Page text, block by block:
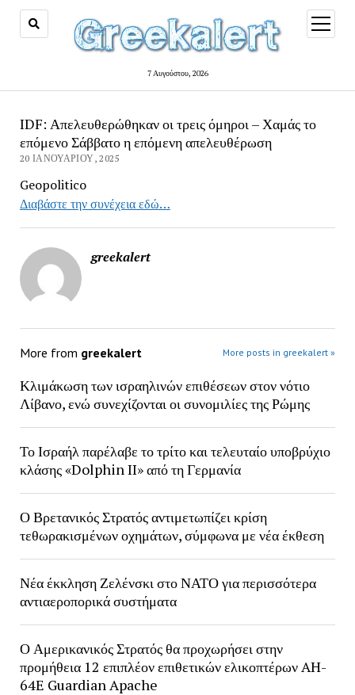
7 Αυγούστου, 2026
open
menu
IDF: Απελευθερώθηκαν οι τρεις όμηροι – Χαμάς το
επόμενο Σάββατο η επόμενη απελευθέρωση
20 ΙΑΝΟΥΑΡΊΟΥ, 2025
Geopolitico
Διαβάστε την συνέχεια εδώ…
greekalert
More from greekalert More posts in greekalert »
Κλιμάκωση των ισραηλινών επιθέσεων στον νότιο
Λίβανο, ενώ συνεχίζονται οι συνομιλίες της Ρώμης
Το Ισραήλ παρέλαβε το τρίτο και τελευταίο υποβρύχιο
κλάσης «Dolphin II» από τη Γερμανία
Ο Βρετανικός Στρατός αντιμετωπίζει κρίση
τεθωρακισμένων οχημάτων, σύμφωνα με νέα έκθεση
Νέα έκκληση Ζελένσκι στο ΝΑΤΟ για περισσότερα
αντιαεροπορικά συστήματα
Ο Αμερικανικός Στρατός θα προχωρήσει στην
προμήθεια 12 επιπλέον επιθετικών ελικοπτέρων AH-
64E Guardian Apache